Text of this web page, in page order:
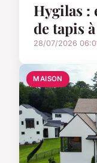
Hygilas :
de tapis
28/07/2026
MAISON